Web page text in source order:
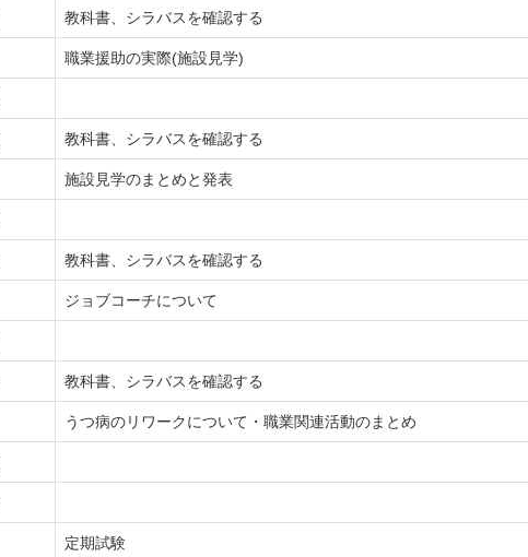
教科書、シラバスを確認する
職業援助の実際(施設見学)
教科書、シラバスを確認する
施設見学のまとめと発表
教科書、シラバスを確認する
ジョブコーチについて
教科書、シラバスを確認する
うつ病のリワークについて・職業関連活動のまとめ
定期試験